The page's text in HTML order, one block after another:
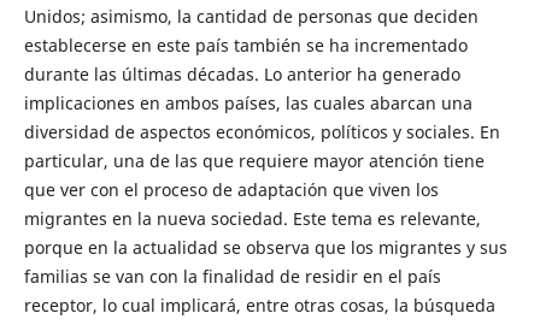
Unidos; asimismo, la cantidad de personas que deciden
establecerse en este país también se ha incrementado
durante las últimas décadas. Lo anterior ha generado
implicaciones en ambos países, las cuales abarcan una
diversidad de aspectos económicos, políticos y sociales. En
particular, una de las que requiere mayor atención tiene
que ver con el proceso de adaptación que viven los
migrantes en la nueva sociedad. Este tema es relevante,
porque en la actualidad se observa que los migrantes y sus
familias se van con la finalidad de residir en el país
receptor, lo cual implicará, entre otras cosas, la búsqueda